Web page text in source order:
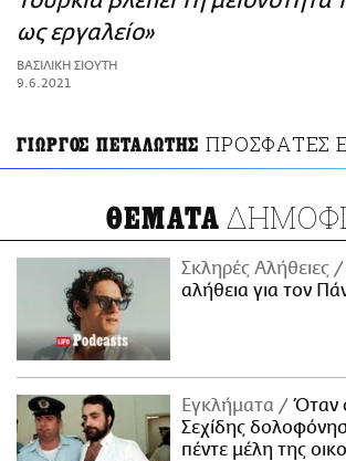
ΑΜΠΑ
PRINT
ως εργαλείο»
ΒΑΣΙΛΙΚΗ ΣΙΟΥΤΗ
9.6.2021
ΓΙΩΡΓΟΣ ΠΕΤΑΛΩΤΗΣ ΠΡΟΣΦΑΤΕΣ
ΘΕΜΑΤΑ
Σκληρές Αλήθειες
αλήθεια για τον
Εγκλήματα
Όταν
Σεχίδης
πέντε μέλη της